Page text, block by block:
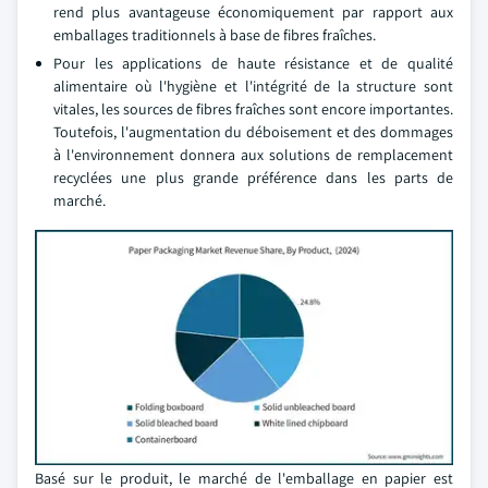
rend plus avantageuse économiquement par rapport aux
emballages traditionnels à base de fibres fraîches.
Pour les applications de haute résistance et de qualité
alimentaire où l'hygiène et l'intégrité de la structure sont
vitales, les sources de fibres fraîches sont encore importantes.
Toutefois, l'augmentation du déboisement et des dommages
à l'environnement donnera aux solutions de remplacement
recyclées une plus grande préférence dans les parts de
marché.
Basé sur le produit, le marché de l'emballage en papier est